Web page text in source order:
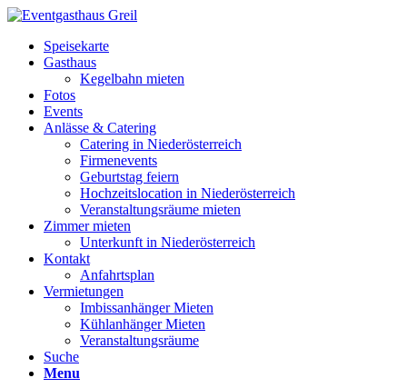
Speisekarte
Gasthaus
Kegelbahn mieten
Fotos
Events
Anlässe & Catering
Catering in Niederösterreich
Firmenevents
Geburtstag feiern
Hochzeitslocation in Niederösterreich
Veranstaltungsräume mieten
Zimmer mieten
Unterkunft in Niederösterreich
Kontakt
Anfahrtsplan
Vermietungen
Imbissanhänger Mieten
Kühlanhänger Mieten
Veranstaltungsräume
Suche
Menu